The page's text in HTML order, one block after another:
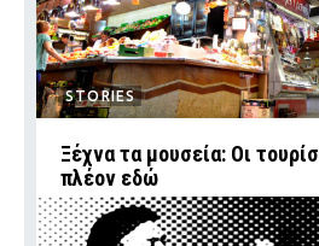
STORIES
Ξέχνα τα μουσεία: Οι
πλέον εδώ